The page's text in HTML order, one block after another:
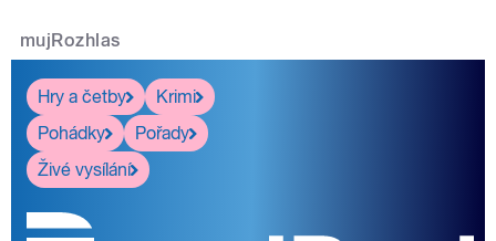
mujRozhlas
Hry a četby
Krimi
Pohádky
Pořady
Živé vysílání